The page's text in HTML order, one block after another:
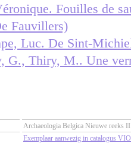
Fouilles de
Fauvillers)
Luc. De Sint-
G., Thiry, M.. Une
Archaeologia Belgica Nieuwe reeks
Exemplaar aanwezig in catalogus